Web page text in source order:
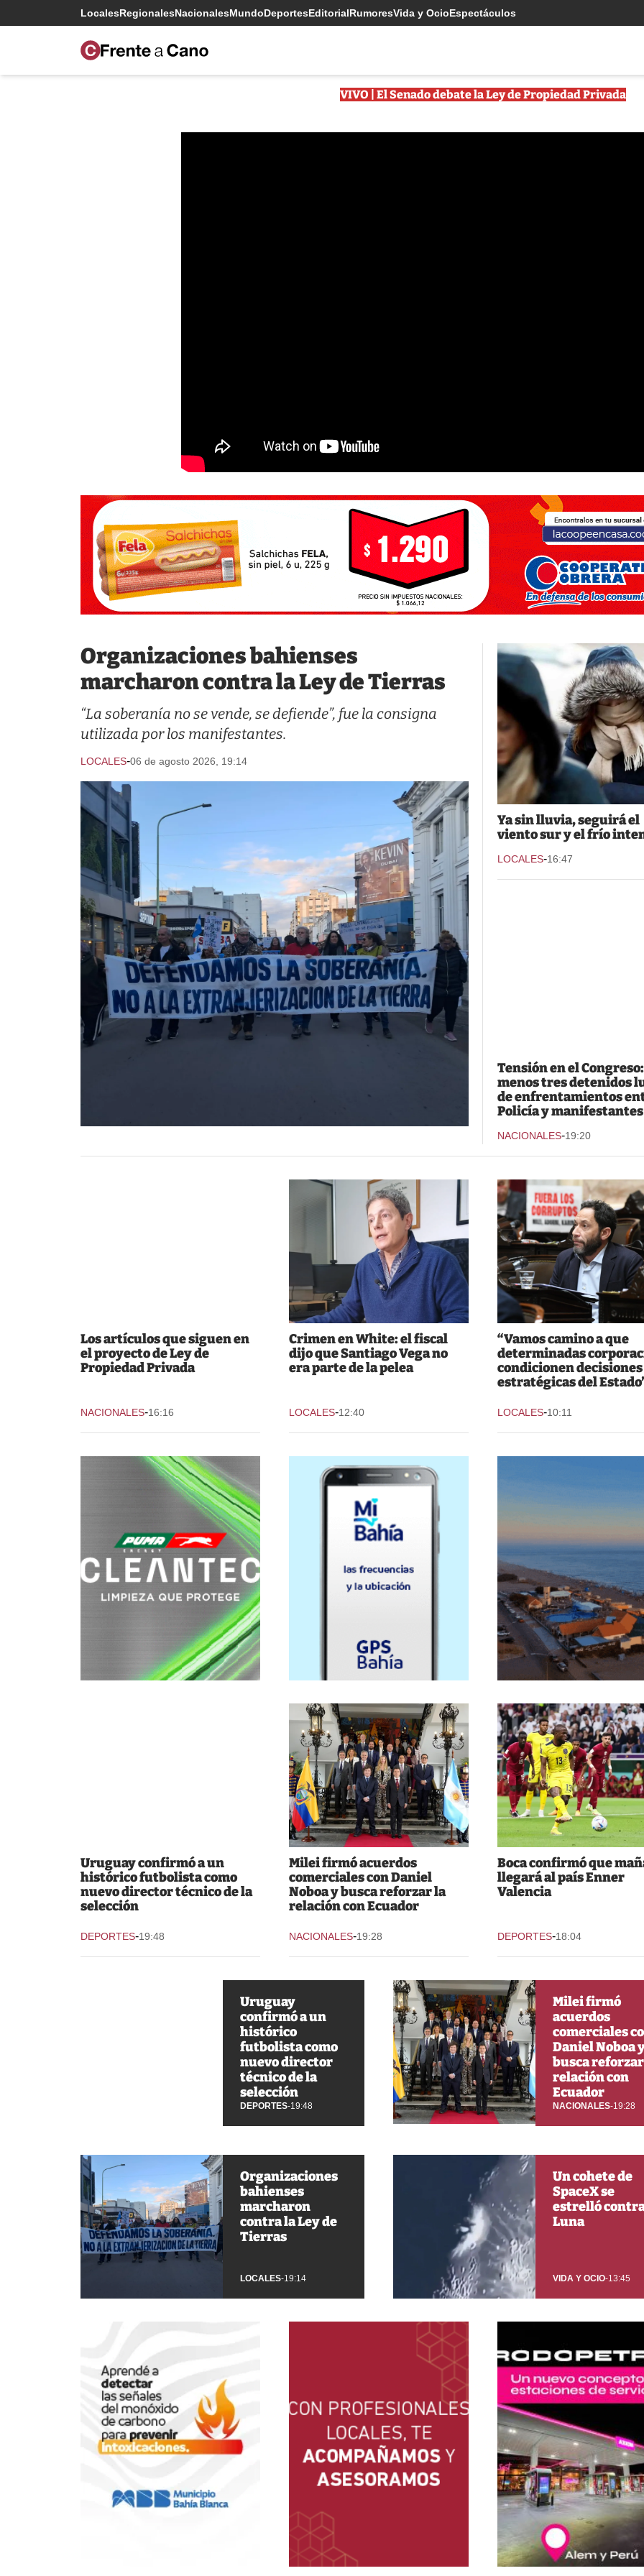
LocalesRegionalesNacionalesMundoDeportesEditorialRumoresVida y OcioEspectáculos
VIVO | El Senado debate la Ley de Propiedad Privada
Organizaciones bahienses
marcharon contra la Ley de Tierras
“La soberanía no se vende, se defiende”, fue la consigna
utilizada por los manifestantes.
LOCALES-06 de agosto 2026, 19:14
Ya sin lluvia, seguirá el
viento sur y el frío
LOCALES-16:47
Tensión en el
menos tres detenidos
de enfrentamientos
Policía y manifestantes
NACIONALES-19:20
Los artículos que siguen en
el proyecto de Ley de
Propiedad Privada
NACIONALES-16:16
Crimen en White: el fiscal
dijo que Santiago Vega no
era parte de la pelea
LOCALES-12:40
“Vamos camino a que
determinadas
condicionen decisiones
estratégicas del
LOCALES-10:11
Uruguay confirmó a un
histórico futbolista como
nuevo director técnico de la
selección
DEPORTES-19:48
Milei firmó acuerdos
comerciales con Daniel
Noboa y busca reforzar la
relación con Ecuador
NACIONALES-19:28
Boca confirmó que
llegará al país Enner
Valencia
DEPORTES-18:04
Uruguay
confirmó a un
histórico
futbolista como
nuevo director
técnico de la
selección
DEPORTES-19:48
Milei firmó
acuerdos
comerciales
Daniel Noboa
busca
relación con
Ecuador
NACIONALES-19:28
Organizaciones
bahienses
marcharon
contra la Ley de
Tierras
LOCALES-19:14
Un cohete de
SpaceX se
estrelló
Luna
VIDA Y OCIO-13:45